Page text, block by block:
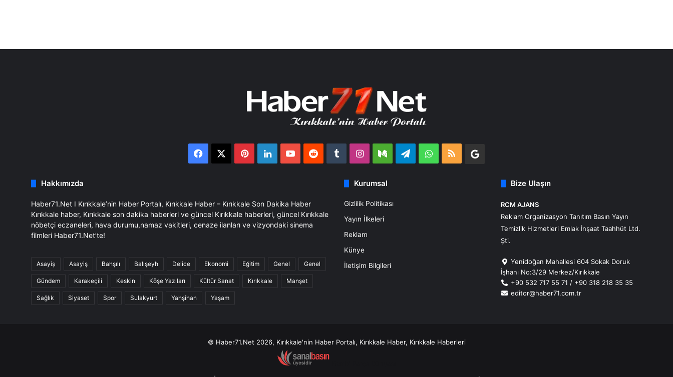
Facebook PinterestLinkedInYouTubeReddit TumblrInstagram
MediumTelegramWhatsApp
RSS
Google
Hakkımızda
Haber71.Net I Kırıkkale’nin Haber Portalı, Kırıkkale Haber – Kırıkkale Son Dakika Haber
Kırıkkale haber, Kırıkkale son dakika haberleri ve güncel Kırıkkale haberleri, güncel Kırıkkale
nöbetçi eczaneleri, hava durumu,namaz vakitleri, cenaze ilanları ve vizyondaki sinema
filmleri Haber71.Net’te!
Asayiş Asayiş Bahşılı Balışeyh Delice Ekonomi Eğitim Genel Genel
Gündem Karakeçili Keskin Köşe Yazıları Kültür Sanat Kırıkkale Manşet
Sağlık Siyaset Spor Sulakyurt Yahşihan Yaşam
Kurumsal
Gizlilik Politikası
Yayın İlkeleri
Reklam
Künye
İletişim Bilgileri
Bize Ulaşın
RCM AJANS
Reklam Organizasyon Tanıtım Basın Yayın
Temizlik Hizmetleri Emlak İnşaat Taahhüt Ltd.
Şti.
Yenidoğan Mahallesi 604 Sokak Doruk
İşhanı No:3/29 Merkez/Kırıkkale
+90 532 717 55 71 / +90 318 218 35 35
editor@haber71.com.tr
© Haber71.Net 2026, Kırıkkale'nin Haber Portalı, Kırıkkale Haber, Kırıkkale Haberleri